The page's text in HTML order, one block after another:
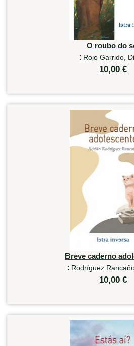
O roubo do
: Rojo Garrido,
10,00 €
Breve caderno
: Rodríguez
10,00 €